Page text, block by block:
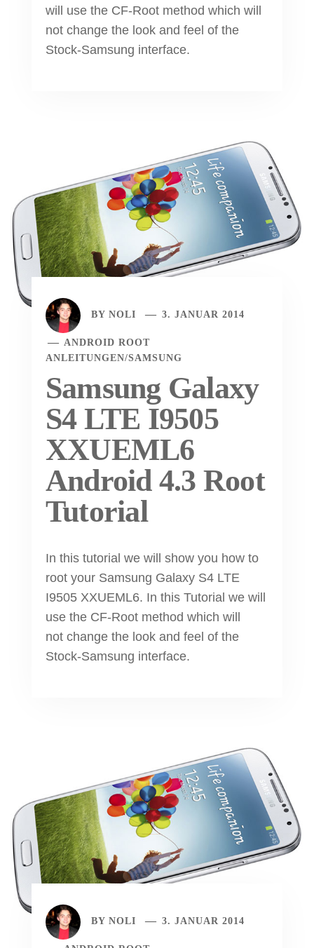
will use the CF-Root method which will
not change the look and feel of the
Stock-Samsung interface.
BY NOLI 3. JANUAR 2014
ANDROID ROOT
ANLEITUNGEN/SAMSUNG
Samsung Galaxy
S4 LTE I9505
XXUEML6
Android 4.3 Root
Tutorial
In this tutorial we will show you how to
root your Samsung Galaxy S4 LTE
I9505 XXUEML6. In this Tutorial we will
use the CF-Root method which will
not change the look and feel of the
Stock-Samsung interface.
BY NOLI 3. JANUAR 2014